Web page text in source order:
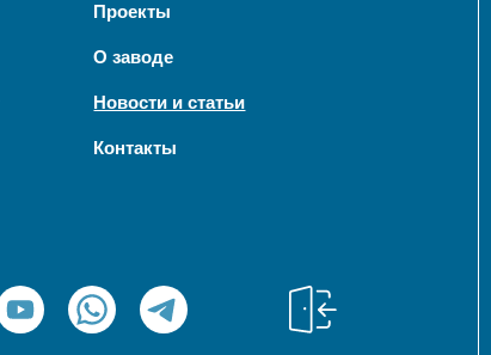
Проекты
О заводе
Новости и статьи
Контакты